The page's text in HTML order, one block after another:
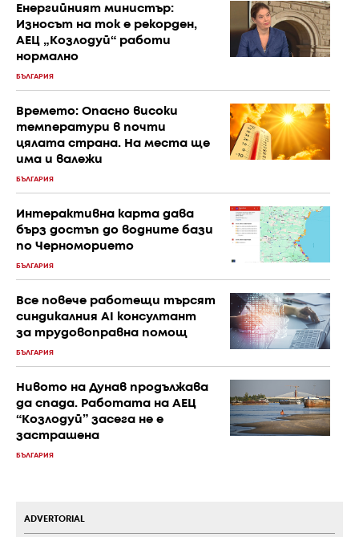
Енергийният министър:
Износът на ток е рекорден,
АЕЦ „Козлодуй“ работи
нормално
БЪЛГАРИЯ
Времето: Опасно високи
температури в почти
цялата страна. На места ще
има и валежи
БЪЛГАРИЯ
Интерактивна карта дава
бърз достъп до водните бази
по Черноморието
БЪЛГАРИЯ
Все повече работещи търсят
синдикалния AI консултант
за трудовоправна помощ
БЪЛГАРИЯ
Нивото на Дунав продължава
да спада. Работата на АЕЦ
“Козлодуй” засега не е
застрашена
БЪЛГАРИЯ
ADVERTORIAL